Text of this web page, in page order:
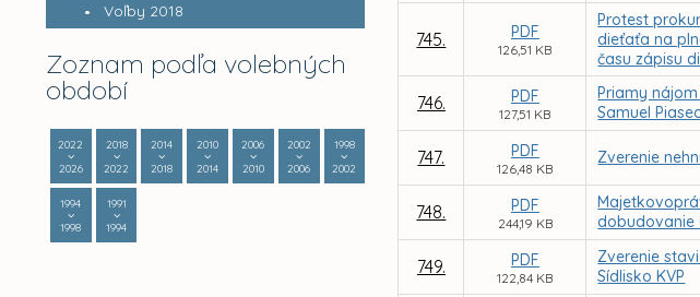
Voľby 2018
Zoznam podľa volebných
období
2022
2026
2018
2022
2014
2018
2010
2014
2006
2010
2002
2006
1998
2002
1994
1998
1991
1994
745. PDF
126,51 KB
Protest
dieťaťa na
času zápisu
746. PDF
127,51 KB
Priamy
Samuel
747. PDF
126,48 KB
Zverenie
748. PDF
244,19 KB
dobudovanie
749. PDF
122,84 KB
Zverenie
Sídlisko KVP